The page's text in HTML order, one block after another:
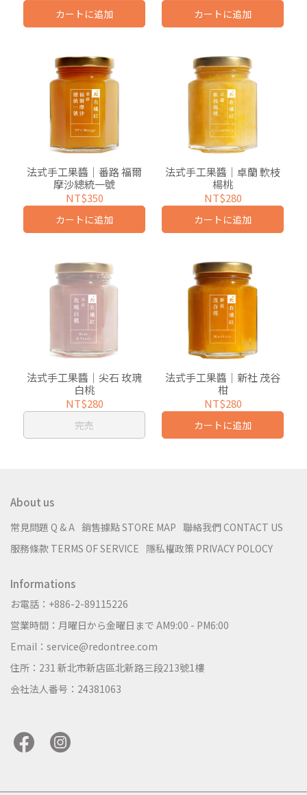
カートに追加 カートに追加
法式手工果醬｜番路 福爾
摩沙總統一號
NT$350
カートに追加
法式手工果醬｜卓蘭 軟枝
楊桃
NT$280
カートに追加
法式手工果醬｜尖石 玫瑰
白桃
NT$280
完売
法式手工果醬｜新社 茂谷
柑
NT$280
カートに追加
About us
常見問題 Q & A 銷售據點 STORE MAP 聯絡我們 CONTACT US
服務條款 TERMS OF SERVICE 隱私權政策 PRIVACY POLOCY
Informations
お電話：+886-2-89115226
営業時間：月曜日から金曜日まで AM9:00 - PM6:00
Email：service@redontree.com
住所：231 新北市新店區北新路三段213號1樓
会社法人番号：24381063